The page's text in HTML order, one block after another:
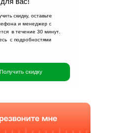
Получить скидку
скидку, оставьте
и менеджер с
в течение 30 минут
с подробностями
приедут в
для вас время
установку